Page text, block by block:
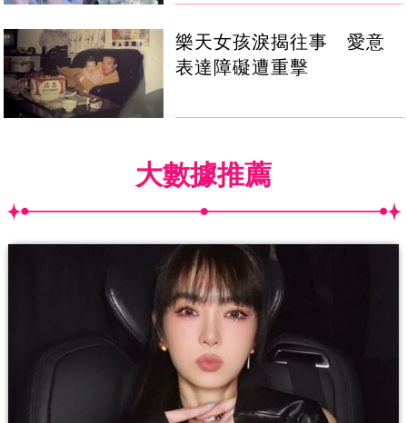
樂天女孩淚揭往事 愛意
表達障礙遭重擊
大數據推薦